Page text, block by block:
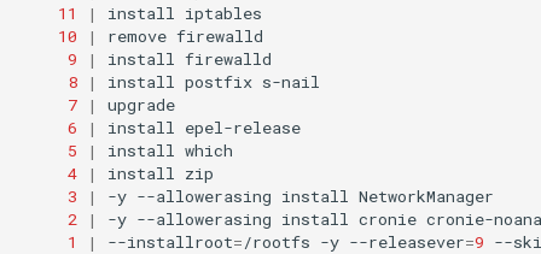
11
| install
iptables
10
| remove firewalld
9
| install
firewalld
8
| install postfix s-nail
7
|
upgrade
6
| install
epel-release
5
| install
which
4
| install
zip
3
| -y --allowerasing install
NetworkManager
2
| -y --allowerasing install cronie cronie-
1
| --installroot=/rootfs -y --releasever=9 --